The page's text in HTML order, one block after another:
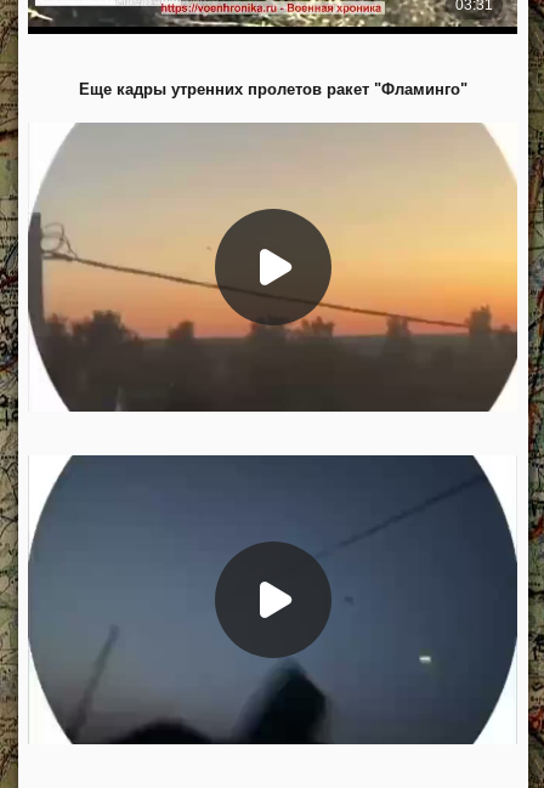
Еще кадры утренних пролетов ракет "Фламинго"